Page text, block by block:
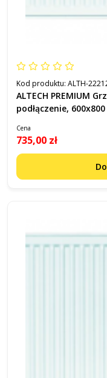
Kod produktu: ALTH-
ALTECH PREMIUM
podłączenie,
Cena
735,00 zł